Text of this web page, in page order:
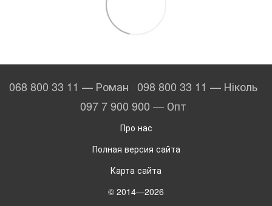
068 800 33 11 — Роман 098 800 33 11 — Ніколь
097 7 900 900 — Опт
Про нас
Полная версия сайта
Карта сайта
© 2014—2026